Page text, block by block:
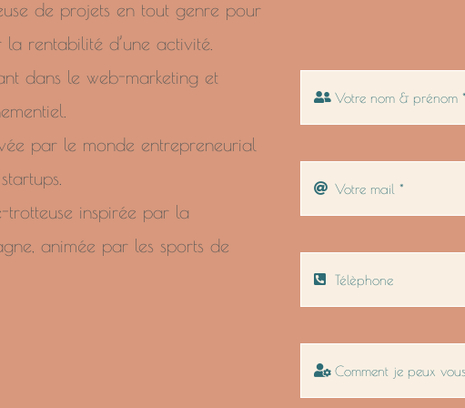
de projets en tout genre pour
rentabilité d’une activité.
dans le web-marketing et
par le monde entrepreneurial
trotteuse inspirée par la
animée par les sports de